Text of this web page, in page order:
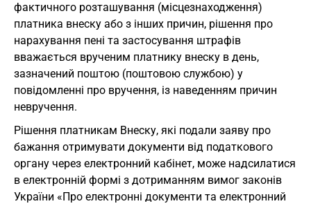
фактичного розташування (місцезнаходження)
платника внеску або з інших причин, рішення про
нарахування пені та застосування штрафів
вважається врученим платнику внеску в день,
зазначений поштою (поштовою службою) у
повідомленні про вручення, із наведенням причин
невручення.
Рішення платникам Внеску, які подали заяву про
бажання отримувати документи від податкового
органу через електронний кабінет, може надсилатися
в електронній формі з дотриманням вимог законів
України «Про електронні документи та електронний